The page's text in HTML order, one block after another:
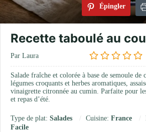
Épingler
Recette taboulé au
Par Laura
Salade fraîche et colorée à base de semoule de
légumes croquants et herbes aromatiques,
vinaigrette citronnée au cumin. Parfaite pour
et repas d’été.
Type de plat: Salades Cuisine: France
Facile